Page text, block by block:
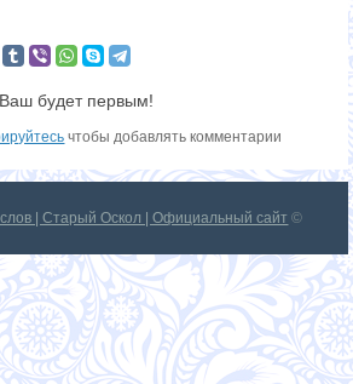
будет первым!
чтобы добавлять комментарии
| Старый Оскол | Официальный сайт ©